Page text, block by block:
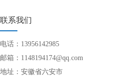
联系我们
电话：13956142985
邮箱：1148194174@qq.com
地址：安徽省六安市